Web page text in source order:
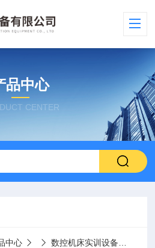
品中心
CENTER
中心 数控机床实训设备